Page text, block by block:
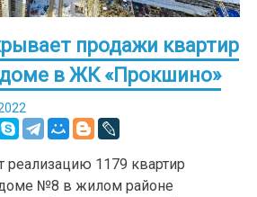
продажи квартир
в ЖК «Прокшино»
реализацию 1179 квартир
№8 в жилом районе